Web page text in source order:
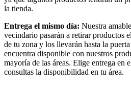
la tienda.
Entrega el mismo día: Nuestra
vecindario pasarán a retirar productos
de tu zona y los llevarán hasta la
encuentra disponible con nuestros
mayoría de las áreas. Elige entrega en
consultas la disponibilidad en tu área.